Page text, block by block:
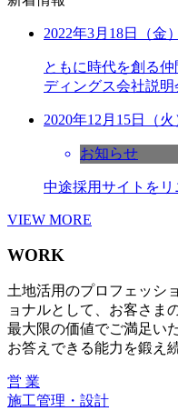
2022年3月18日（金）
ともに時代を創る
ディングス会社説明
2020年12月15日（火
お知らせ
中途採用サイトをリ
VIEW MORE
WORK
土地活用のプロフェッシ
ョナルとして、お客さま
最大限の価値でご満足い
お答えできる能力を鍛え
営 業
施工管理・設計